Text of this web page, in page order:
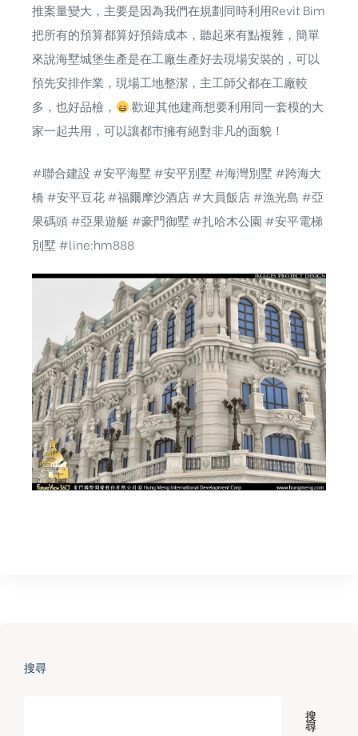
推案量變大，主要是因為我們在規劃同時利用Revit Bim
把所有的預算都算好預鑄成本，聽起來有點複雜，簡單
來說海墅城堡生產是在工廠生產好去現場安裝的，可以
預先安排作業，現場工地整潔，主工師父都在工廠較
多，也好品檢，
歡迎其他建商想要利用同一套模的大
家一起共用，可以讓都市擁有絕對非凡的面貌！
#聯合建設 #安平海墅 #安平別墅 #海灣別墅 #跨海大
橋 #安平豆花#福爾摩沙酒店#大員飯店#漁光島 #亞
果碼頭#亞果遊艇 #豪門御墅 #扎哈木公園 #安平電梯
別墅 #line:hm888
搜尋
搜
尋
含日本